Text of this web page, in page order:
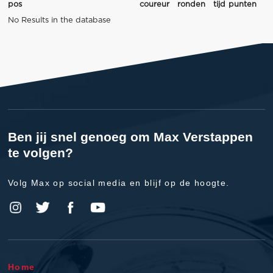
pos coureur ronden tijd
punten
No Results in the database
Ben jij snel genoeg om Max Verstappen
te volgen?
Volg Max op social media en blijf op de hoogte.
Home